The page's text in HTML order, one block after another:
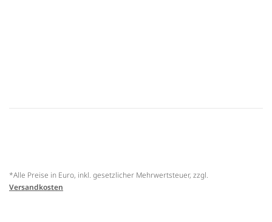
*Alle Preise in Euro, inkl. gesetzlicher Mehrwertsteuer, zzgl.
Versandkosten